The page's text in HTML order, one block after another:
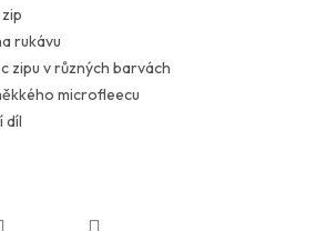
rukávu
zipu v různých barvách
microfleecu
díl